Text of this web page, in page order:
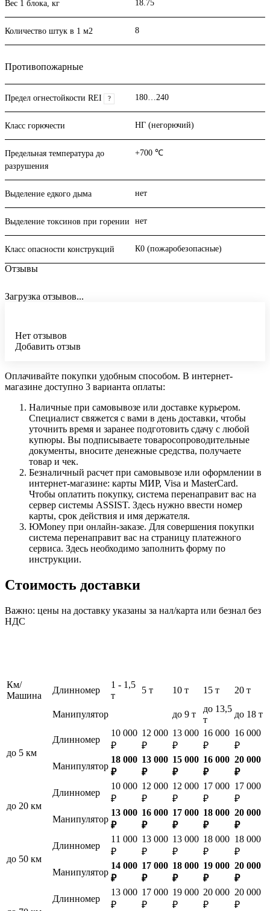
Вес 1 блока, кг 18.75
Количество штук в 1 м2 8
Противопожарные
Предел огнестойкости REI ? 180…240
Класс горючести НГ (негорючий)
Предельная температура до
разрушения
+700 ℃
Выделение едкого дыма нет
Выделение токсинов при горении нет
Класс опасности конструкций К0 (пожаробезопасные)
Отзывы
Загрузка отзывов...
Нет отзывов
Добавить отзыв
Оплачивайте покупки удобным способом. В интернет-
магазине доступно 3 варианта оплаты:
Наличные при самовывозе или доставке курьером.
Специалист свяжется с вами в день доставки, чтобы
уточнить время и заранее подготовить сдачу с любой
купюры. Вы подписываете товаросопроводительные
документы, вносите денежные средства, получаете
товар и чек.
Безналичный расчет при самовывозе или оформлении в
интернет-магазине: карты МИР, Visa и MasterCard.
Чтобы оплатить покупку, система перенаправит вас на
сервер системы ASSIST. Здесь нужно ввести номер
карты, срок действия и имя держателя.
ЮMoney при онлайн-заказе. Для совершения покупки
система перенаправит вас на страницу платежного
сервиса. Здесь необходимо заполнить форму по
инструкции.
Стоимость доставки
Важно: цены на доставку указаны за нал/карта или безнал без
НДС
Км/
Машина
Длинномер
1 - 1,5
т
5 т 10 т 15 т 20 т
Манипулятор до 9 т
до 13,5
т
до 18 т
до 5 км
Длинномер
10 000
₽
12 000
₽
13 000
₽
16 000
₽
16 000
₽
Манипулятор
18 000
₽
13 000
₽
15 000
₽
16 000
₽
20 000
₽
до 20 км
Длинномер
10 000
₽
12 000
₽
12 000
₽
17 000
₽
17 000
₽
Манипулятор
13 000
₽
16 000
₽
17 000
₽
18 000
₽
20 000
₽
до 50 км
Длинномер
11 000
₽
13 000
₽
13 000
₽
18 000
₽
18 000
₽
Манипулятор
14 000
₽
17 000
₽
18 000
₽
19 000
₽
20 000
₽
Длинномер
13 000
₽
17 000
₽
19 000
₽
20 000
₽
20 000
₽